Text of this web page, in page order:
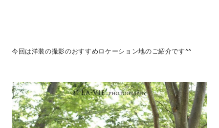
今回は洋装の撮影のおすすめロケーション地のご紹介です^^